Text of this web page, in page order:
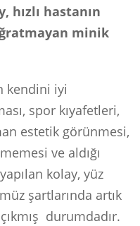
hızlı hastanın
minik
kendini iyi
spor kıyafetleri,
estetik görünmesi,
ve aldığı
kolay, yüz
şartlarında artık
durumdadır.